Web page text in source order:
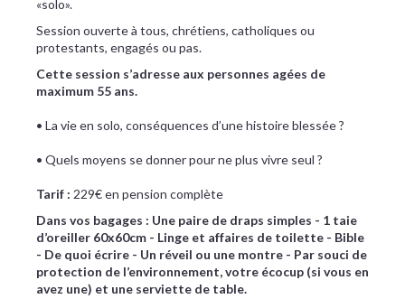
«solo».
Session ouverte à tous, chrétiens, catholiques ou
protestants, engagés ou pas.
Cette session s’adresse aux personnes agées de
maximum 55 ans.
• La vie en solo, conséquences d’une histoire blessée ?
• Quels moyens se donner pour ne plus vivre seul ?
Tarif : 229€ en pension complète
Dans vos bagages : Une paire de draps simples - 1 taie
d’oreiller 60x60cm - Linge et affaires de toilette - Bible
- De quoi écrire - Un réveil ou une montre - Par souci de
protection de l’environnement, votre écocup (si vous en
avez une) et une serviette de table.